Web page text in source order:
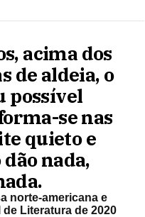
acima dos
de aldeia, o
possível
se nas
quieto e
nada,
norte-americana e
Literatura de 2020